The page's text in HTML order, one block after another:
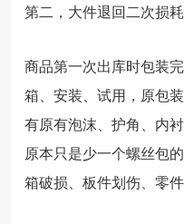
第二，大件退回二次损耗
商品第一次出库时包装
箱、安装、试用，原包
有原有泡沫、护角、内
原本只是少一个螺丝包
箱破损、板件划伤、零件